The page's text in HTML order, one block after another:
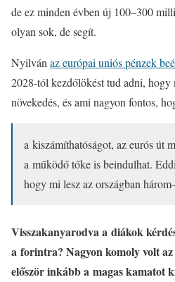
de ez minden évben új 100–300
olyan sok, de segít.
Nyilván az európai uniós pénzek
2028-tól kezdőlökést tud adni, hogy
növekedés, és ami nagyon fontos,
a kiszámíthatóságot, az eurós út
a működő tőke is beindulhat.
hogy mi lesz az országban
Visszakanyarodva a diákok
a forintra? Nagyon komoly volt az
először inkább a magas kamatot